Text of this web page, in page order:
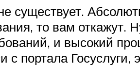
существует.
то вам откажут.
и высокий
портала Госуслуги,